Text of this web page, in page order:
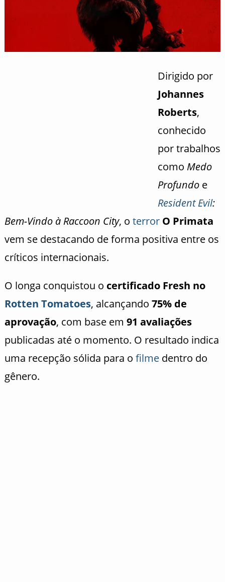
Dirigido por
Johannes
Roberts,
conhecido
por trabalhos
como Medo
Profundoe
Resident Evil:
Bem-Vindo à Raccoon City, o terror O Primata
vem se destacando de forma positiva entre os
críticos internacionais.
O longa conquistou o certificado Fresh no
Rotten Tomatoes, alcançando 75% de
aprovação, com base em 91 avaliações
publicadas até o momento. O resultado indica
uma recepção sólida para o filmedentro do
gênero.